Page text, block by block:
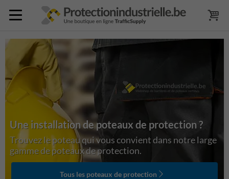
Trouvez le poteau qui vous convient dans notre large
gamme de poteaux de protection.
Une installation de poteaux de protection ?
Tous les poteaux de protection